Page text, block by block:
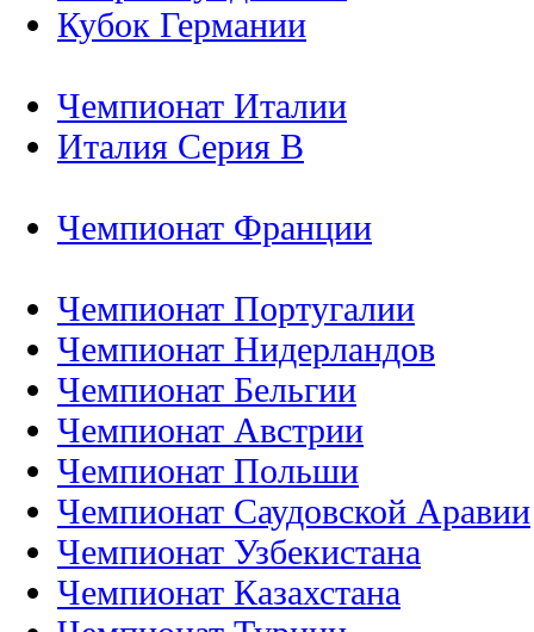
Кубок Германии
Чемпионат Италии
Италия Серия B
Чемпионат Франции
Чемпионат Португалии
Чемпионат Нидерландов
Чемпионат Бельгии
Чемпионат Австрии
Чемпионат Польши
Чемпионат Саудовской Аравии
Чемпионат Узбекистана
Чемпионат Казахстана